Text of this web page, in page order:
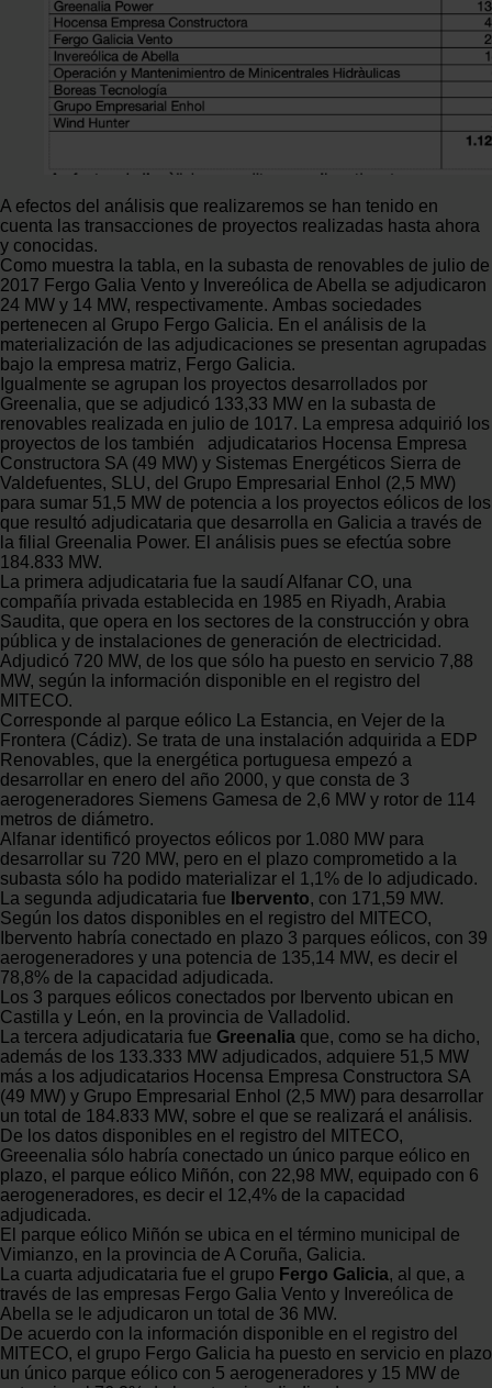
A efectos del análisis que realizaremos se han tenido en
cuenta las transacciones de proyectos realizadas hasta ahora
y conocidas.
Como muestra la tabla, en la subasta de renovables de julio de
2017 Fergo Galia Vento y Invereólica de Abella se adjudicaron
24 MW y 14 MW, respectivamente. Ambas sociedades
pertenecen al Grupo Fergo Galicia. En el análisis de la
materialización de las adjudicaciones se presentan agrupadas
bajo la empresa matriz, Fergo Galicia.
Igualmente se agrupan los proyectos desarrollados por
Greenalia, que se adjudicó 133,33 MW en la subasta de
renovables realizada en julio de 1017. La empresa adquirió los
proyectos de los también adjudicatarios Hocensa Empresa
Constructora SA (49 MW) y Sistemas Energéticos Sierra de
Valdefuentes, SLU, del Grupo Empresarial Enhol (2,5 MW)
para sumar 51,5 MW de potencia a los proyectos eólicos de los
que resultó adjudicataria que desarrolla en Galicia a través de
la filial Greenalia Power. El análisis pues se efectúa sobre
184.833 MW.
La primera adjudicataria fue la saudí Alfanar CO, una
compañía privada establecida en 1985 en Riyadh, Arabia
Saudita, que opera en los sectores de la construcción y obra
pública y de instalaciones de generación de electricidad.
Adjudicó 720 MW, de los que sólo ha puesto en servicio 7,88
MW, según la información disponible en el registro del
MITECO.
Corresponde al parque eólico La Estancia, en Vejer de la
Frontera (Cádiz). Se trata de una instalación adquirida a EDP
Renovables, que la energética portuguesa empezó a
desarrollar en enero del año 2000, y que consta de 3
aerogeneradores Siemens Gamesa de 2,6 MW y rotor de 114
metros de diámetro.
Alfanar identificó proyectos eólicos por 1.080 MW para
desarrollar su 720 MW, pero en el plazo comprometido a la
subasta sólo ha podido materializar el 1,1% de lo adjudicado.
La segunda adjudicataria fue
Ibervento, con 171,59 MW.
Según los datos disponibles en el registro del MITECO,
Ibervento habría conectado en plazo 3 parques eólicos, con 39
aerogeneradores y una potencia de 135,14 MW, es decir el
78,8% de la capacidad adjudicada.
Los 3 parques eólicos conectados por Ibervento ubican en
Castilla y León, en la provincia de Valladolid.
La tercera adjudicataria fue Greenalia que, como se ha dicho,
además de los 133.333 MW adjudicados, adquiere 51,5 MW
más a los adjudicatarios Hocensa Empresa Constructora SA
(49 MW) y Grupo Empresarial Enhol (2,5 MW) para desarrollar
un total de 184.833 MW, sobre el que se realizará el análisis.
De los datos disponibles en el registro del MITECO,
Greeenalia sólo habría conectado un único parque eólico en
plazo, el parque eólico Miñón, con 22,98 MW, equipado con 6
aerogeneradores, es decir el 12,4% de la capacidad
adjudicada.
El parque eólico Miñón se ubica en el término municipal de
Vimianzo, en la provincia de A Coruña, Galicia.
La cuarta adjudicataria fue el grupo Fergo Galicia, al que, a
través de las empresas Fergo Galia Vento y Invereólica de
Abella se le adjudicaron un total de 36 MW.
De acuerdo con la información disponible en el registro del
MITECO, el grupo Fergo Galicia ha puesto en servicio en plazo
un único parque eólico con 5 aerogeneradores y 15 MW de